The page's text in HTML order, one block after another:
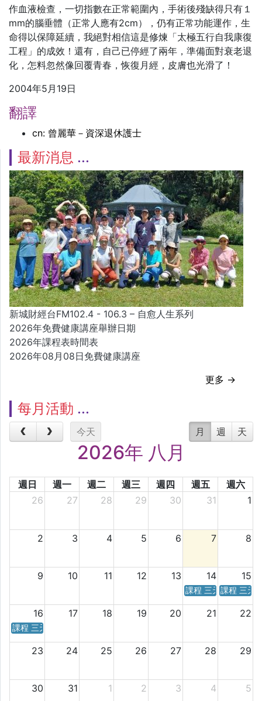
作血液檢查，一切指數在正常範圍內，手術後殘缺得只有１
mm的腦垂體（正常人應有2cm），仍有正常功能運作，生
命得以保障延續，我絕對相信這是修煉「太極五行自我康復
工程」的成效！還有，自己已停經了兩年，準備面對衰老退
化，怎料忽然像回覆青春，恢復月經，皮膚也光滑了！
2004年5月19日
翻譯
cn: 曾麗華－資深退休護士
最新消息
新城財經台FM102.4 - 106.3 – 自愈人生系列
2026年免費健康講座舉辦日期
2026年課程表時間表
2026年08月08日免費健康講座
更多 →
每月活動
今天 月 週 天
2026年 八月
週日 週一 週二 週三 週四 週五
週六
26
27 28 29 30 31 1
2 3 4 5 6 7 8
9 10 11 12 13 14 15
課程 三天／六天 時
課程 三天
16 17 18 19 20 21 22
課程 三天／六天 時間表
23 24 25 26 27 28 29
30 31 1 2 3 4 5